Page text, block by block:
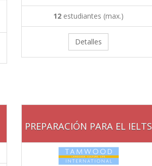
12 estudiantes (max.)
Detalles
PREPARACIÓN PARA EL IELTS